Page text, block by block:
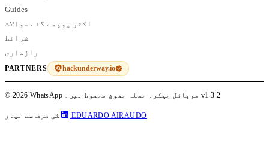
Guides
اکثر پوچھے گئے سوالات
شرائط
رازداری
PARTNERS hackunderway.io
© 2026 WhatsApp موبائل چیکر۔ جملہ حقوق محفوظ ہیں۔v1.3.2
کی طرف سے تیار EDUARDO AIRAUDO